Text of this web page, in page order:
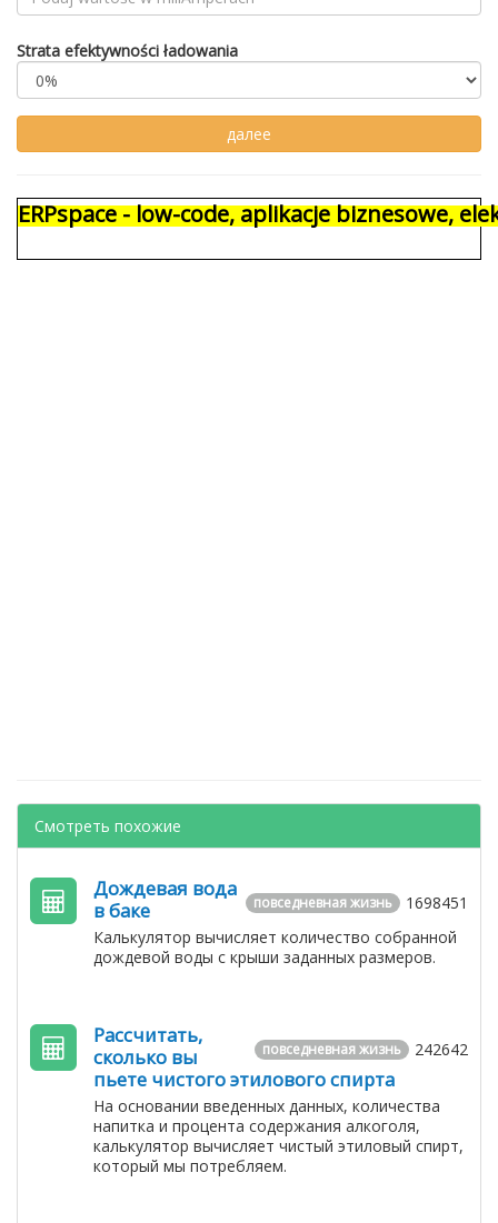
Strata efektywności ładowania
ERPspace - low-code, aplikacje biznesowe,
Смотреть похожие
1698451
повседневная жизнь
Дождевая вода
в баке
Калькулятор вычисляет количество собранной
дождевой воды с крыши заданных размеров.
242642
повседневная жизнь
Рассчитать,
сколько вы
пьете чистого этилового спирта
На основании введенных данных, количества
напитка и процента содержания алкоголя,
калькулятор вычисляет чистый этиловый спирт,
который мы потребляем.